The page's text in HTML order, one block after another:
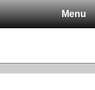
Menu